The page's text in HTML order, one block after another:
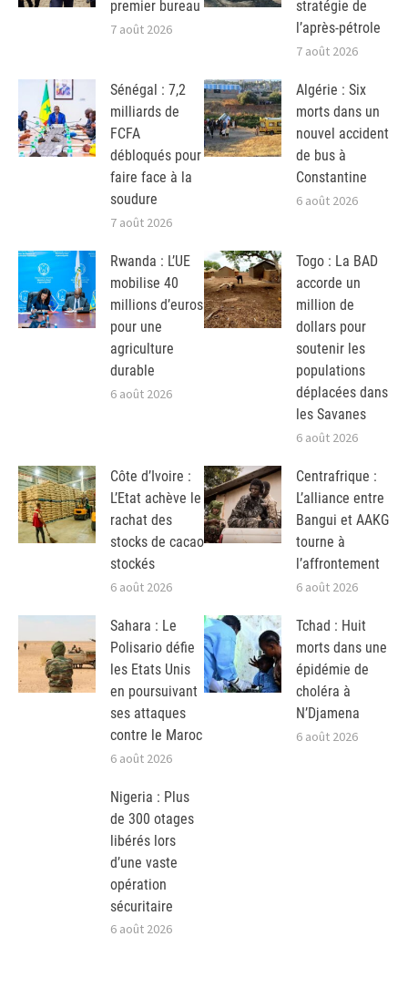
premier bureau
7 août 2026
stratégie de
l’après-pétrole
7 août 2026
Sénégal : 7,2
milliards de
FCFA
débloqués pour
faire face à la
soudure
7 août 2026
Algérie : Six
morts dans un
nouvel accident
de bus à
Constantine
6 août 2026
Rwanda : L’UE
mobilise 40
millions d’euros
pour une
agriculture
durable
6 août 2026
Togo : La BAD
accorde un
million de
dollars pour
soutenir les
populations
déplacées dans
les Savanes
6 août 2026
Côte d’Ivoire :
L’Etat achève le
rachat des
stocks de cacao
stockés
6 août 2026
Centrafrique :
L’alliance entre
Bangui et AAKG
tourne à
l’affrontement
6 août 2026
Sahara : Le
Polisario défie
les Etats Unis
en poursuivant
ses attaques
contre le Maroc
6 août 2026
Tchad : Huit
morts dans une
épidémie de
choléra à
N’Djamena
6 août 2026
Nigeria : Plus
de 300 otages
libérés lors
d’une vaste
opération
sécuritaire
6 août 2026